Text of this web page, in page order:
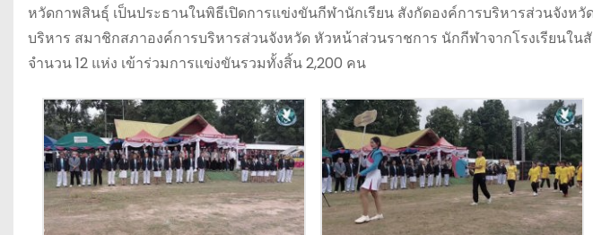
หวัดกาพสินธุ์ เป็นประธานในพิธีเปิดการแข่งขันกีฬานักเรียน สังกัดองค์การบริหารส่วนจังห
บริหาร สมาชิกสภาองค์การบริหารส่วนจังหวัด หัวหน้าส่วนราชการ นักกีฬาจากโรงเรียนใ
จำนวน 12 แห่ง เข้าร่วมการแข่งขันรวมทั้งสิ้น 2,200 คน